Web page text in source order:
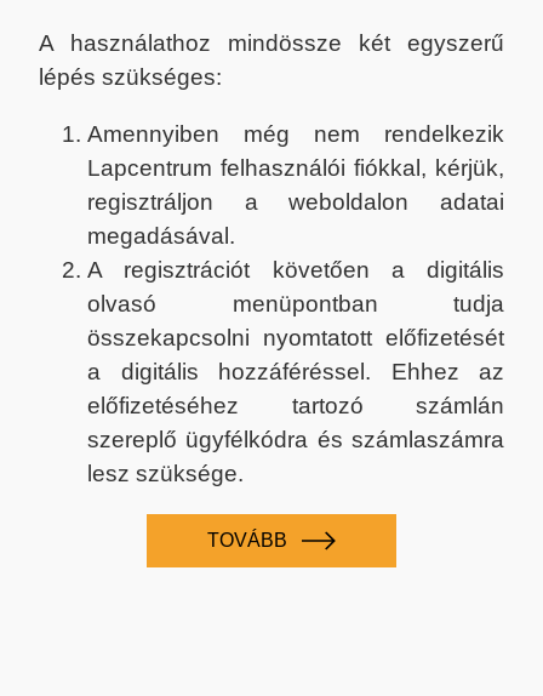
A használathoz mindössze két egyszerű
lépés szükséges:
Amennyiben még nem rendelkezik
Lapcentrum felhasználói fiókkal, kérjük,
regisztráljon a weboldalon adatai
megadásával.
A regisztrációt követően a digitális
olvasó menüpontban tudja
összekapcsolni nyomtatott előfizetését
a digitális hozzáféréssel. Ehhez az
előfizetéséhez tartozó számlán
szereplő ügyfélkódra és számlaszámra
lesz szüksége.
TOVÁBB